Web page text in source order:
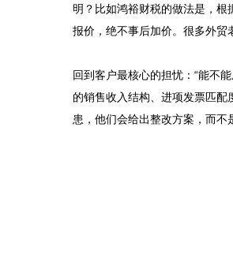
明？比如鸿裕财税的做法是，
报价，绝不事后加价。很多外贸
回到客户最核心的担忧：“能不
的销售收入结构、进项发票匹
患，他们会给出整改方案，而不